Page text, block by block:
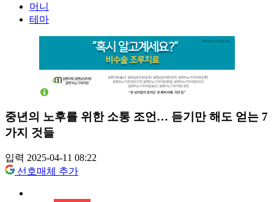
머니
테마
중년의 노후를 위한 소통 조언… 듣기만 해도 얻는 7
가지 것들
입력 2025-04-11 08:22
선호매체 추가